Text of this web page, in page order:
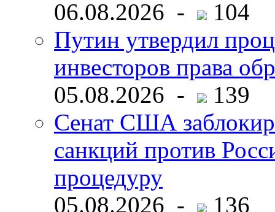
06.08.2026 -
104
Путин утвердил
инвесторов права
05.08.2026 -
139
Сенат США
санкций против
процедуру
05.08.2026 -
136